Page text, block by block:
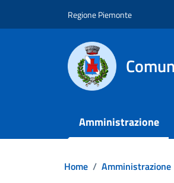
Regione Piemonte
Amministrazione
Home / Amministrazione